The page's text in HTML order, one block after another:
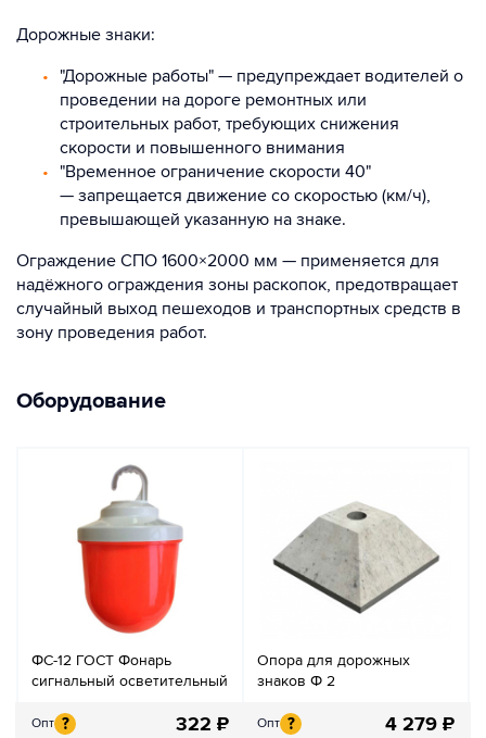
Дорожные знаки:
"Дорожные работы" — предупреждает водителей о
проведении на дороге ремонтных или
строительных работ, требующих снижения
скорости и повышенного внимания
"Временное ограничение скорости 40"
— запрещается движение со скоростью (км/ч),
превышающей указанную на знаке.
Ограждение СПО 1600×2000 мм — применяется для
надёжного ограждения зоны раскопок, предотвращает
случайный выход пешеходов и транспортных средств в
зону проведения работ.
Оборудование
ФС-12 ГОСТ Фонарь
сигнальный осветительный
Опт ? 322 ₽
Опора для дорожных
знаков Ф 2
Опт ? 4 279 ₽